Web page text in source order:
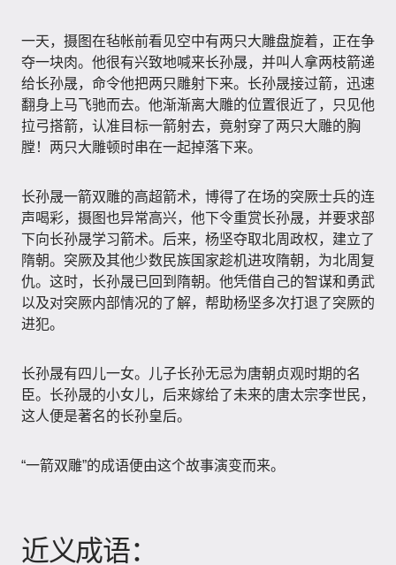
一天，摄图在毡帐前看见空中有两只大雕盘旋着，正在争
夺一块肉。他很有兴致地喊来长孙晟，并叫人拿两枝箭递
给长孙晟，命令他把两只雕射下来。长孙晟接过箭，迅速
翻身上马飞驰而去。他渐渐离大雕的位置很近了，只见他
拉弓搭箭，认准目标一箭射去，竟射穿了两只大雕的胸
膛！两只大雕顿时串在一起掉落下来。
长孙晟一箭双雕的高超箭术，博得了在场的突厥士兵的连
声喝彩，摄图也异常高兴，他下令重赏长孙晟，并要求部
下向长孙晟学习箭术。后来，杨坚夺取北周政权，建立了
隋朝。突厥及其他少数民族国家趁机进攻隋朝，为北周复
仇。这时，长孙晟已回到隋朝。他凭借自己的智谋和勇武
以及对突厥内部情况的了解，帮助杨坚多次打退了突厥的
进犯。
长孙晟有四儿一女。儿子长孙无忌为唐朝贞观时期的名
臣。长孙晟的小女儿，后来嫁给了未来的唐太宗李世民，
这人便是著名的长孙皇后。
“一箭双雕”的成语便由这个故事演变而来。
近义成语：